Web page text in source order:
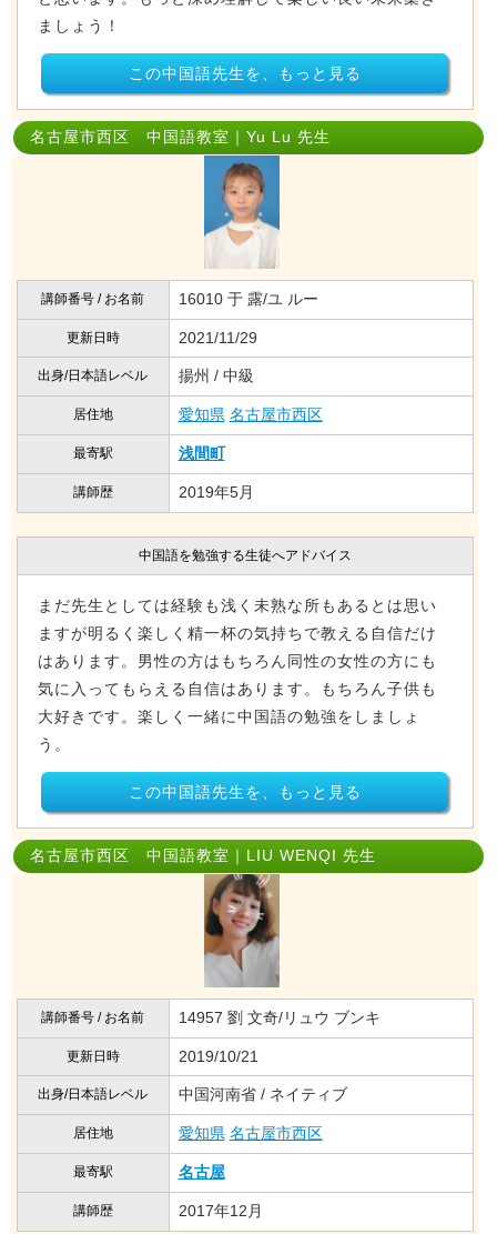
ましょう！
この中国語先生を、もっと見る
名古屋市西区 中国語教室｜Yu Lu 先生
講師番号 / お名前 16010 于 露/ユ ルー
更新日時 2021/11/29
出身/日本語レベル 揚州 / 中級
居住地 愛知県 名古屋市西区
最寄駅 浅間町
講師歴 2019年5月
中国語を勉強する生徒へアドバイス
まだ先生としては経験も浅く未熟な所もあるとは思い
ますが明るく楽しく精一杯の気持ちで教える自信だけ
はあります。男性の方はもちろん同性の女性の方にも
気に入ってもらえる自信はあります。もちろん子供も
大好きです。楽しく一緒に中国語の勉強をしましょ
う。
この中国語先生を、もっと見る
名古屋市西区 中国語教室｜LIU WENQI 先生
講師番号 / お名前 14957 劉 文奇/リュウ ブンキ
更新日時 2019/10/21
出身/日本語レベル 中国河南省 / ネイティブ
居住地 愛知県 名古屋市西区
最寄駅 名古屋
講師歴 2017年12月